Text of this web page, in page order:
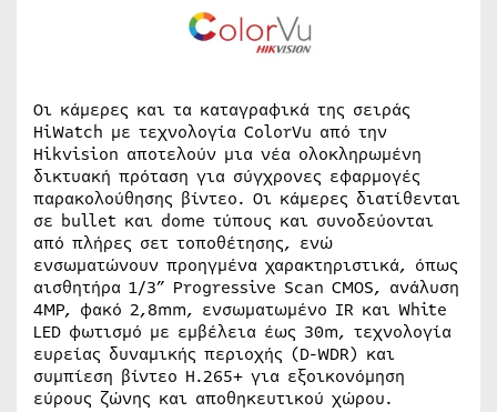
Οι κάμερες και τα καταγραφικά της σειράς
HiWatch με τεχνολογία ColorVu από την
Hikvision αποτελούν μια νέα ολοκληρωμένη
δικτυακή πρόταση για σύγχρονες εφαρμογές
παρακολούθησης βίντεο. Οι κάμερες διατίθενται
σε bullet και dome τύπους και συνοδεύονται
από πλήρες σετ τοποθέτησης, ενώ
ενσωματώνουν προηγμένα χαρακτηριστικά, όπως
αισθητήρα 1/3” Progressive Scan CMOS, ανάλυση
4MP, φακό 2,8mm, ενσωματωμένο IR και White
LED φωτισμό με εμβέλεια έως 30m, τεχνολογία
ευρείας δυναμικής περιοχής (D-WDR) και
συμπίεση βίντεο H.265+ για εξοικονόμηση
εύρους ζώνης και αποθηκευτικού χώρου.